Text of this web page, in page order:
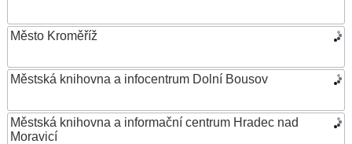
Město Kroměříž
Městská knihovna a infocentrum Dolní Bousov
Městská knihovna a informační centrum Hradec nad
Moravicí